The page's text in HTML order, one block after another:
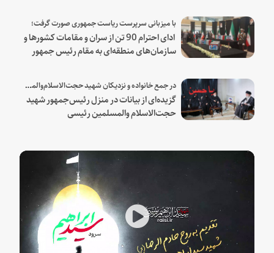
با میزبانی سرپرست ریاست جمهوری صورت گرفت؛
ادای احترام 90 تن از سران و مقامات کشورها و
سازمان‌های منطقه‌ای به مقام رئیس جمهور
در جمع خانواده و نزدیکان شهید حجت‌الاسلام‌والمسلمین رئیسی:
گزیده‌ای از بیانات در منزل رئیس‌جمهور شهید
حجت‌الاسلام والمسلمین رئیسی
Play